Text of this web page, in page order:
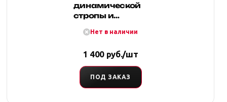
динамической
стропы и
(оксфорд,
Нет в наличии
1 400 руб./шт
ПОД ЗАКАЗ